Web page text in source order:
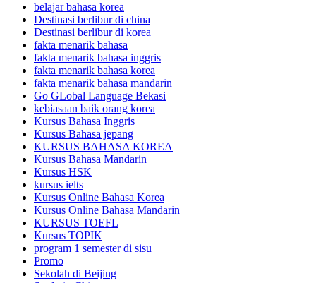
belajar bahasa korea
Destinasi berlibur di china
Destinasi berlibur di korea
fakta menarik bahasa
fakta menarik bahasa inggris
fakta menarik bahasa korea
fakta menarik bahasa mandarin
Go GLobal Language Bekasi
kebiasaan baik orang korea
Kursus Bahasa Inggris
Kursus Bahasa jepang
KURSUS BAHASA KOREA
Kursus Bahasa Mandarin
Kursus HSK
kursus ielts
Kursus Online Bahasa Korea
Kursus Online Bahasa Mandarin
KURSUS TOEFL
Kursus TOPIK
program 1 semester di sisu
Promo
Sekolah di Beijing